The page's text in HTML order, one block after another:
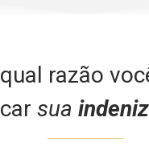
razão
sua